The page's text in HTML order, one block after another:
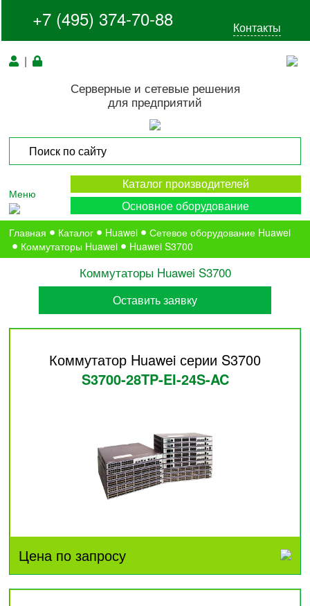
+7 (495) 374-70-88 Контакты
|
Серверные и сетевые решения
для предприятий
Меню
Каталог производителей
Основное оборудование
Главная Каталог Huawei
Сетевое оборудование Huawei
Коммутаторы Huawei
Huawei S3700
Коммутаторы Huawei S3700
Оставить заявку
Коммутатор Huawei серии S3700
S3700-28TP-EI-24S-AC
Цена по запросу